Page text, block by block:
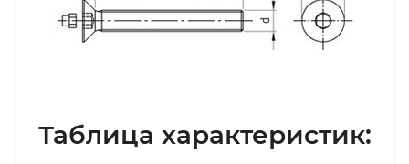
Таблица характеристик: